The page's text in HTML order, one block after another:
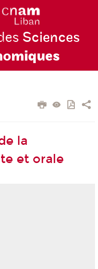
Sciences
miques
la
et orale